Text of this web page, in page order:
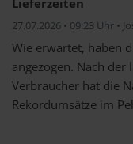
Lieferzeiten
27.07.2026 • 09:23 Uhr •
Wie erwartet, haben
angezogen. Nach
Verbraucher hat die
Rekordumsätze im